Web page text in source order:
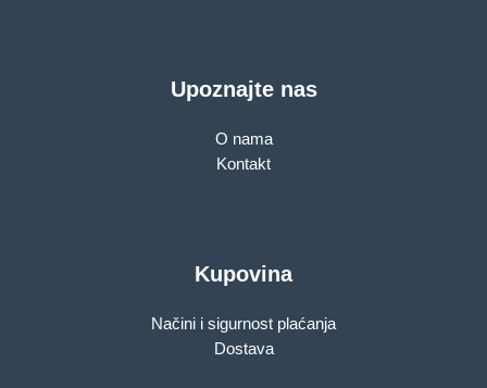
Upoznajte nas
O nama
Kontakt
Kupovina
Načini i sigurnost plaćanja
Dostava